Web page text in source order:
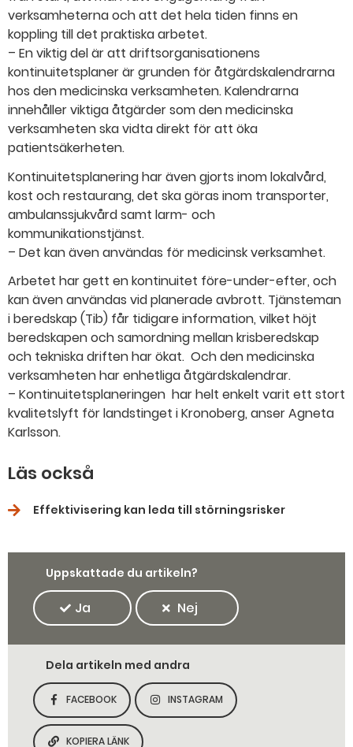
verksamheterna och att det hela tiden finns en
koppling till det praktiska arbetet.
– En viktig del är att driftsorganisationens
kontinuitetsplaner är grunden för åtgärdskalendrarna
hos den medicinska verksamheten. Kalendrarna
innehåller viktiga åtgärder som den medicinska
verksamheten ska vidta direkt för att öka
patientsäkerheten.
Kontinuitetsplanering har även gjorts inom lokalvård,
kost och restaurang, det ska göras inom transporter,
ambulanssjukvård samt larm- och
kommunikationstjänst.
– Det kan även användas för medicinsk verksamhet.
Arbetet har gett en kontinuitet före-under-efter, och
kan även användas vid planerade avbrott. Tjänsteman
i beredskap (Tib) får tidigare information, vilket höjt
beredskapen och samordning mellan krisberedskap
och tekniska driften har ökat. Och den medicinska
verksamheten har enhetliga åtgärdskalendrar.
– Kontinuitetsplaneringen har helt enkelt varit ett stort
kvalitetslyft för landstinget i Kronoberg, anser Agneta
Karlsson.
Läs också
Effektivisering kan leda till störningsrisker
Uppskattade du artikeln?
Ja Nej
Dela artikeln med andra
DELA SIDAN PÅ
FACEBOOK
DELA SIDAN PÅ
INSTAGRAM
KOPIERA LÄNK